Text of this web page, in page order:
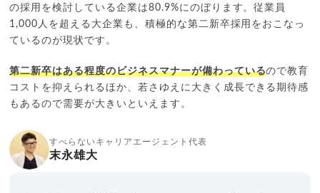
の採用を検討している企業は80.9%にのぼります。従業員
1,000人を超える大企業も、積極的な第二新卒採用をおこなっ
ているのが現状です。
第二新卒はある程度のビジネスマナーが備わっているので教育
コストを抑えられるほか、若さゆえに大きく成長できる期待感
もあるので需要が大きいといえます。
すべらないキャリアエージェント代表
末永雄大